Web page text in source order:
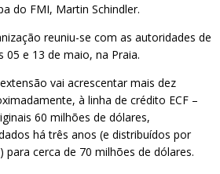
do FMI, Martin Schindler.
reuniu-se com as autoridades de
05 e 13 de maio, na Praia.
vai acrescentar mais dez
à linha de crédito ECF –
60 milhões de dólares,
há três anos (e distribuídos por
cerca de 70 milhões de dólares.